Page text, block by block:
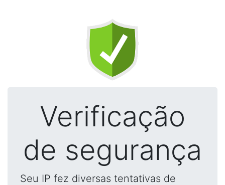
Verificação
de segurança
Seu IP fez diversas tentativas de